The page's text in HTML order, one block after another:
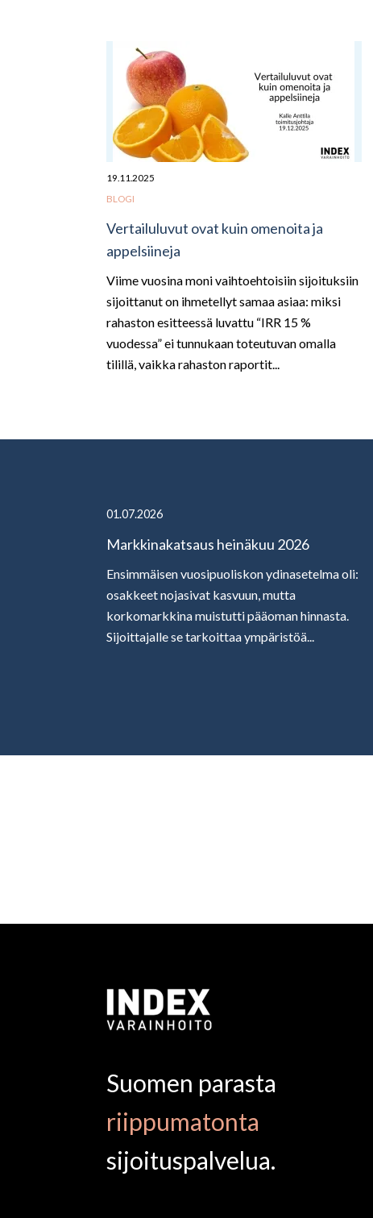
19.11.2025
BLOGI
Vertailuluvut ovat kuin omenoita ja
appelsiineja
Viime vuosina moni vaihtoehtoisiin sijoituksiin
sijoittanut on ihmetellyt samaa asiaa: miksi
rahaston esitteessä luvattu “IRR 15 %
vuodessa” ei tunnukaan toteutuvan omalla
tilillä, vaikka rahaston raportit...
01.07.2026
Markkinakatsaus heinäkuu 2026
Ensimmäisen vuosipuoliskon ydinasetelma oli:
osakkeet nojasivat kasvuun, mutta
korkomarkkina muistutti pääoman hinnasta.
Sijoittajalle se tarkoittaa ympäristöä...
Suomen parasta
riippumatonta
sijoituspalvelua.